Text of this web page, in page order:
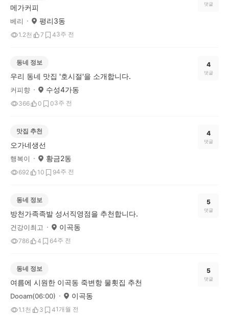
메가커피
베리 평리3동
1.2천 7 43주 전
댓글
동네 정보
우리 동네 맛집 '호시절'을 소개합니다.
커피향 수성4가동
366 0 03주 전
4
댓글
맛집 추천
오가네생선
행복이 황금2동
692 10 94주 전
4
댓글
동네 정보
방천가족족발 성서직영점을 추천합니다.
건강이최고 이곡동
786 4 64주 전
5
댓글
동네 정보
여름에 시원한 이곡동 죽변항 물횟집 추천
Dooam(06:00) 이곡동
1.1천 3 41개월 전
5
댓글